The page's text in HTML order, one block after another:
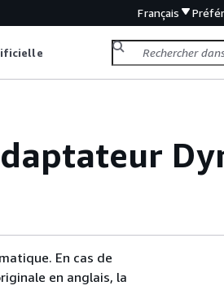
Français
En cas de
en anglais, la